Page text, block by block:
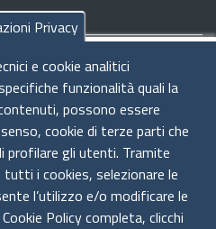
03011440926
Privacy
e cookie analitici
funzionalità quali la
possono essere
cookie di terze parti che
profilare gli utenti. Tramite
i cookies, selezionare le
l’utilizzo e/o modificare le
Policy completa, clicchi